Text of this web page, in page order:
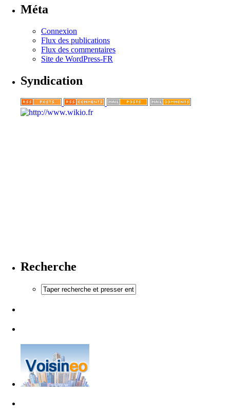
Méta
Connexion
Flux des publications
Flux des commentaires
Site de WordPress-FR
Syndication
Recherche